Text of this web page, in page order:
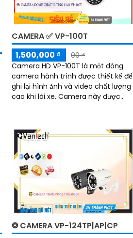
CAMERA ✅ VP-100T
1,500,000 ₫
00 ₫
Camera HD VP-100T là một dòng
camera hành trình được thiết kế để
ghi lại hình ảnh và video chất lượng
cao khi lái xe. Camera này được
❂ CAMERA VP-124TP|AP|CP